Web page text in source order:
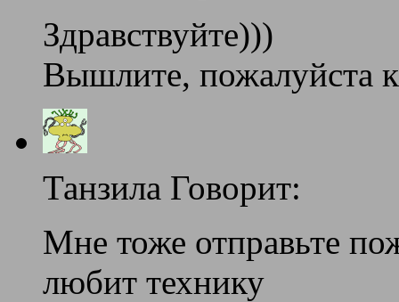
Здравствуйте)))
Вышлите, пожалуйста
Танзила Говорит:
Мне тоже отправьте
любит технику